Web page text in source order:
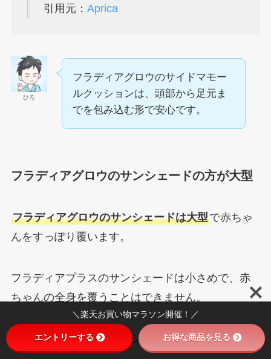
引用元： Aprica
ひろ
フラディアグロウのサイドマモー
ルクッションは、頭部から足元ま
でを包み込む形で安心です。
フラディアグロウのサンシェードの方が大型
フラディアグロウのサンシェードは大型で赤ちゃ
んをすっぽり覆います。
フラディアプラスのサンシェードは小さめで、赤
ちゃんの全身を覆うことはできません。
フラディアグロウのサンシェード概要↓
＼楽天お買い物マラソン開催！／
エントリーする お得な商品を見る